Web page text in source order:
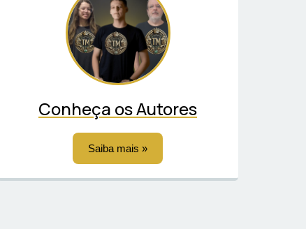
Conheça os Autores
Saiba mais »